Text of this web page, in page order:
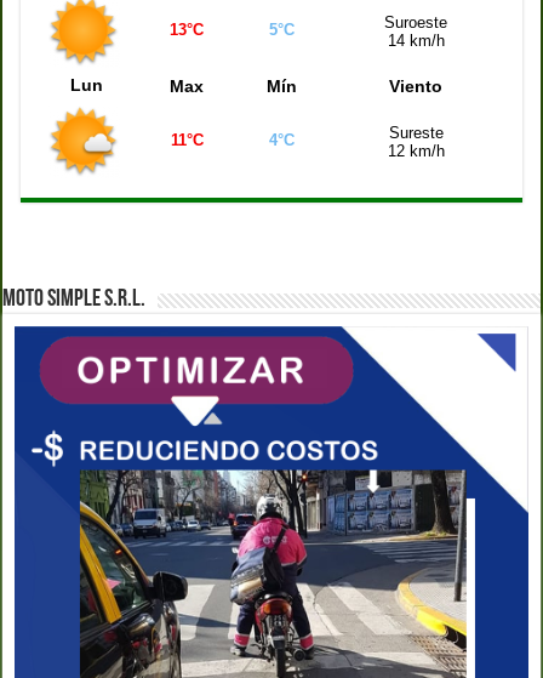
13°C 5°C
Suroeste
14 km/h
Lun Max Mín Viento
11°C 4°C
Sureste
12 km/h
MOTO SIMPLE S.R.L.